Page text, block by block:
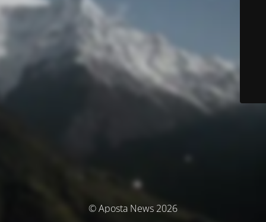
© Aposta News 2026